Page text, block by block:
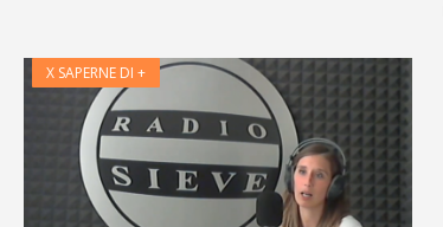
X SAPERNE DI +